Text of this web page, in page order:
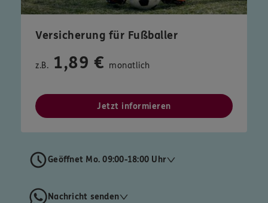
Versicherung für Fußballer
z.B. 1,89 € monatlich
Jetzt informieren
Geöffnet Mo. 09:00-18:00 Uhr
Nachricht senden